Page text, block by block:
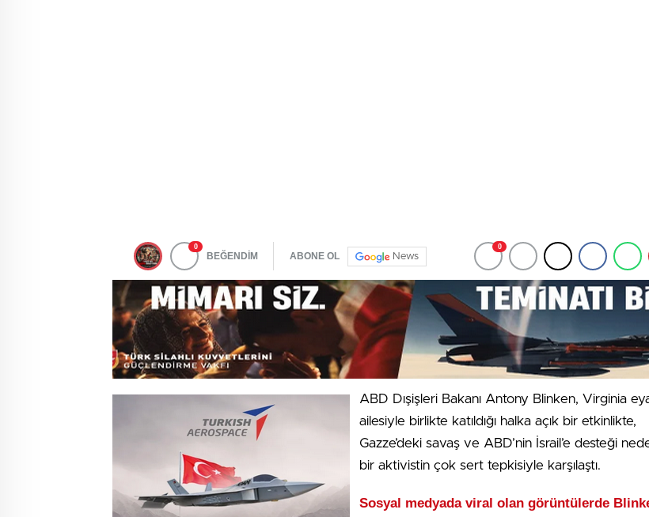
0
BEĞENDİM ABONE OL News
0
ABD Dışişleri Bakanı Antony Blinken, Virginia
ailesiyle birlikte katıldığı halka açık bir etkinlikte,
Gazze’deki savaş ve ABD’nin İsrail’e desteği
bir aktivistin çok sert tepkisiyle karşılaştı.
Sosyal medyada viral olan görüntülerde